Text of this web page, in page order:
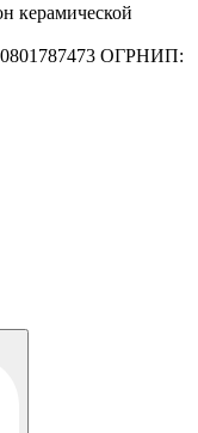
керамической
ОГРНИП: